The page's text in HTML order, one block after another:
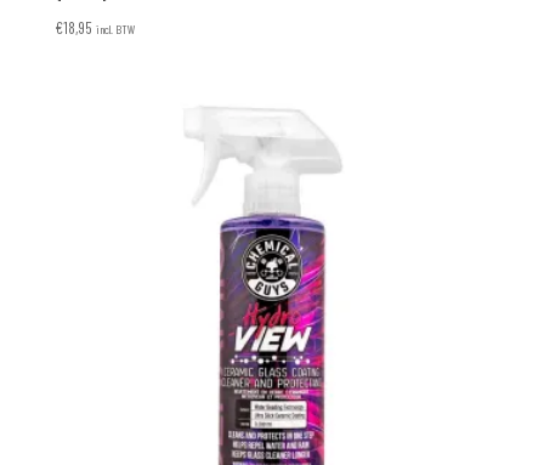
€18,95 incl. BTW